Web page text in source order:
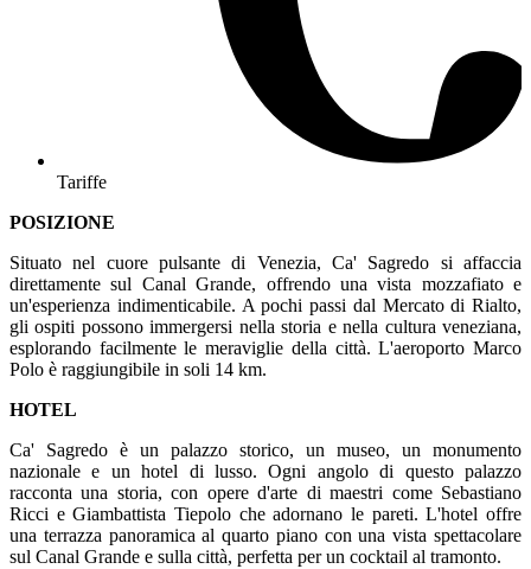
Tariffe
POSIZIONE
Situato nel cuore pulsante di Venezia, Ca' Sagredo si affaccia
direttamente sul Canal Grande, offrendo una vista mozzafiato e
un'esperienza indimenticabile. A pochi passi dal Mercato di Rialto,
gli ospiti possono immergersi nella storia e nella cultura veneziana,
esplorando facilmente le meraviglie della città. L'aeroporto Marco
Polo è raggiungibile in soli 14 km.
HOTEL
Ca' Sagredo è un palazzo storico, un museo, un monumento
nazionale e un hotel di lusso. Ogni angolo di questo palazzo
racconta una storia, con opere d'arte di maestri come Sebastiano
Ricci e Giambattista Tiepolo che adornano le pareti. L'hotel offre
una terrazza panoramica al quarto piano con una vista spettacolare
sul Canal Grande e sulla città, perfetta per un cocktail al tramonto.